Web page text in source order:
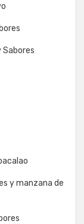
Sabores
y manzana de